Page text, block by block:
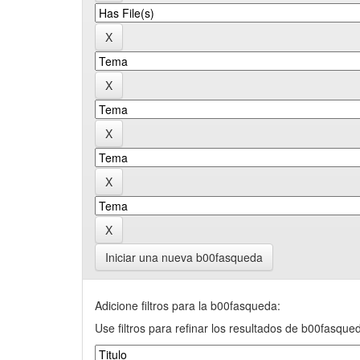
Iniciar una nueva b00fasqueda
Adicione filtros para la b00fasqueda:
Use filtros para refinar los resultados de